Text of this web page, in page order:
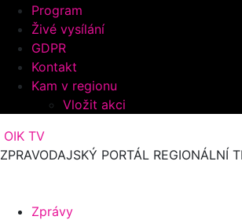
Program
Živé vysílání
GDPR
Kontakt
Kam v regionu
Vložit akci
OIK TV
ZPRAVODAJSKÝ PORTÁL REGIONÁLNÍ
Zprávy